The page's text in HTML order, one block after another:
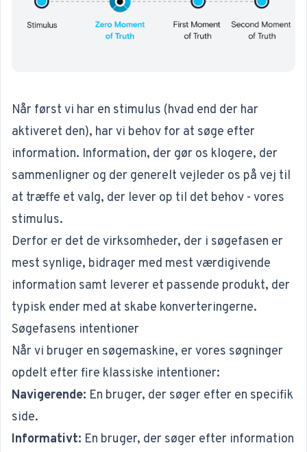
Når først vi har en stimulus (hvad end der har
aktiveret den), har vi behov for at søge efter
information. Information, der gør os klogere, der
sammenligner og der generelt vejleder os på vej til
at træffe et valg, der lever op til det behov - vores
stimulus.
Derfor er det de virksomheder, der i søgefasen er
mest synlige, bidrager med mest værdigivende
information samt leverer et passende produkt, der
typisk ender med at skabe konverteringerne.
Søgefasens intentioner
Når vi bruger en søgemaskine, er vores søgninger
opdelt efter fire klassiske intentioner:
Navigerende: En bruger, der søger efter en specifik
side.
Informativt: En bruger, der søger efter information